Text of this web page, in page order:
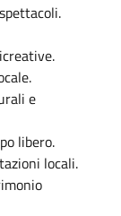
e
libero.
locali.